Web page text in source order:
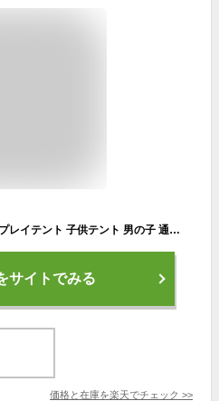
【送料無料】子供用自動テント プレイテント 子供テント 男の子 通気性 カッコいい 室内室外 キャンプ 遠足 持ち運び簡単 折り畳み式 子どもテント キッズテント 睡眠テント テントハウス 誕生日 クリスマス プレゼント ギフト ままごと おもちゃ 知育玩具 秘密基地 庭遊具
サイトでみる
価格と在庫を楽天でチェック >>